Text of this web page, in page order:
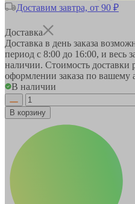
Доставим завтра, от 90 ₽
Доставка
Доставка в день заказа
период с 8:00 до 16:00, и весь
наличии. Стоимость доставки
оформлении заказа по вашему
В наличии
В корзину